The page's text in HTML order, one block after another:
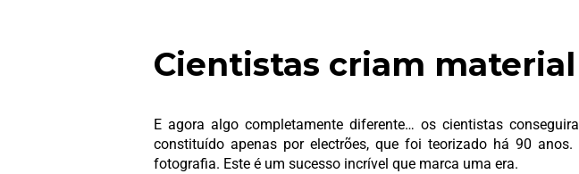
Cientistas criam
E agora algo completamente diferente… os cientistas
constituído apenas por electrões, que foi teorizado há 90
fotografia. Este é um sucesso incrível que marca uma era.